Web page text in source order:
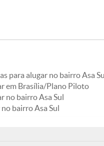
para alugar no bairro Asa
em Brasília/Plano Piloto
no bairro Asa Sul
bairro Asa Sul